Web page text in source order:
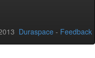
Duraspace - Feedback